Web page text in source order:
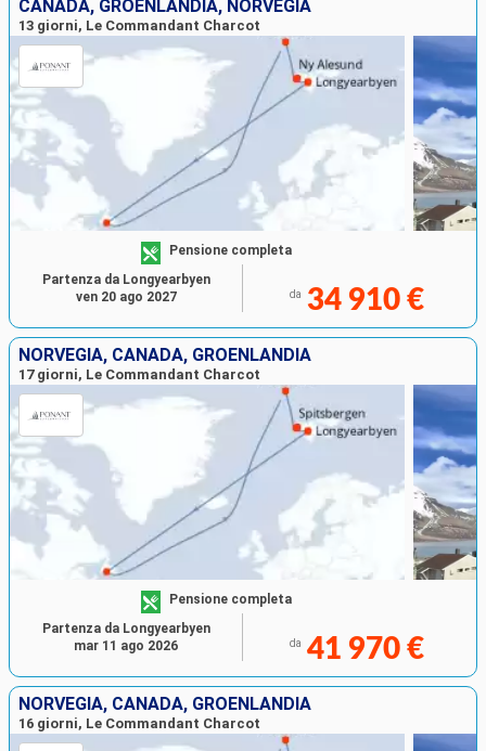
CANADA, GROENLANDIA, NORVEGIA
13 giorni, Le Commandant Charcot
Pensione completa
da 34 910 €
Partenza da Longyearbyen
ven 20 ago 2027
NORVEGIA, CANADA, GROENLANDIA
17 giorni, Le Commandant Charcot
Pensione completa
da 41 970 €
Partenza da Longyearbyen
mar 11 ago 2026
NORVEGIA, CANADA, GROENLANDIA
16 giorni, Le Commandant Charcot